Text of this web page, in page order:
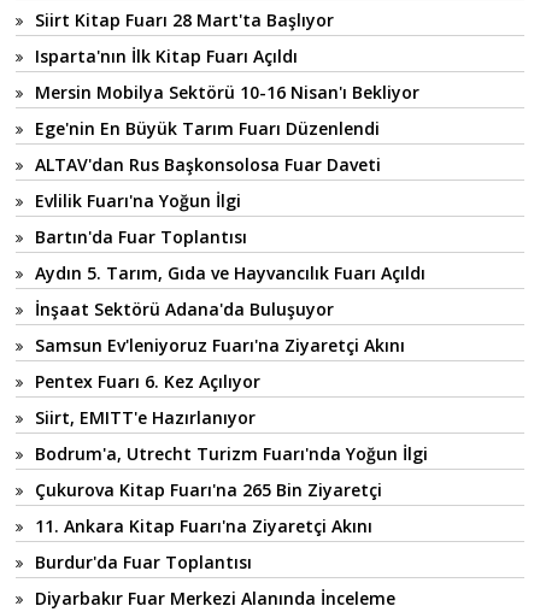
Siirt Kitap Fuarı 28 Mart'ta Başlıyor
Isparta'nın İlk Kitap Fuarı Açıldı
Mersin Mobilya Sektörü 10-16 Nisan'ı Bekliyor
Ege'nin En Büyük Tarım Fuarı Düzenlendi
ALTAV'dan Rus Başkonsolosa Fuar Daveti
Evlilik Fuarı'na Yoğun İlgi
Bartın'da Fuar Toplantısı
Aydın 5. Tarım, Gıda ve Hayvancılık Fuarı Açıldı
İnşaat Sektörü Adana'da Buluşuyor
Samsun Ev'leniyoruz Fuarı'na Ziyaretçi Akını
Pentex Fuarı 6. Kez Açılıyor
Siirt, EMITT'e Hazırlanıyor
Bodrum'a, Utrecht Turizm Fuarı'nda Yoğun İlgi
Çukurova Kitap Fuarı'na 265 Bin Ziyaretçi
11. Ankara Kitap Fuarı'na Ziyaretçi Akını
Burdur'da Fuar Toplantısı
Diyarbakır Fuar Merkezi Alanında İnceleme